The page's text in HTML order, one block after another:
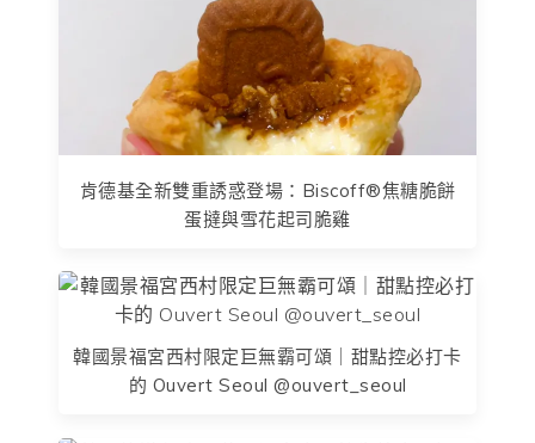
肯德基全新雙重誘惑登場：Biscoff®焦糖脆餅
蛋撻與雪花起司脆雞
韓國景福宮西村限定巨無霸可頌｜甜點控必打卡
的 Ouvert Seoul @ouvert_seoul